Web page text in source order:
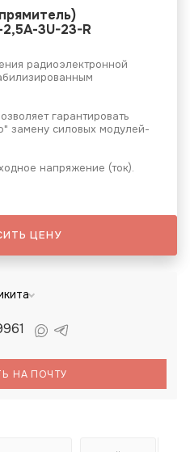
3U-23-R
радиоэлектронной
гарантировать
замену силовых модулей-
напряжение (ток).
ЦЕНУ
НА ПОЧТУ